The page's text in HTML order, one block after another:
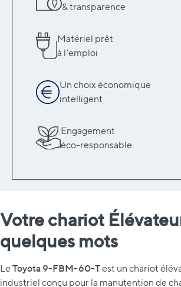
& transparence
Matériel prêt
à l’emploi
Un choix économique
intelligent
Engagement
éco-responsable
Votre chariot
quelques mots
Le Toyota 9-FBM-60-Test un chariot
industriel conçu pour la manutention de